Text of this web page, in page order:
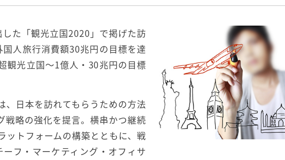
た「観光立国2020」で掲げた訪
人旅行消費額30兆円の目標を達
観光立国～1億人・30兆円の目標
、日本を訪れてもらうための方法
戦略の強化を提言。横串かつ継続
ットフォームの構築とともに、戦
フ・マーケティング・オフィサ